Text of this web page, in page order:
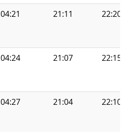
04:21 21:11 22:20
04:24 21:07 22:15
04:27 21:04 22:10